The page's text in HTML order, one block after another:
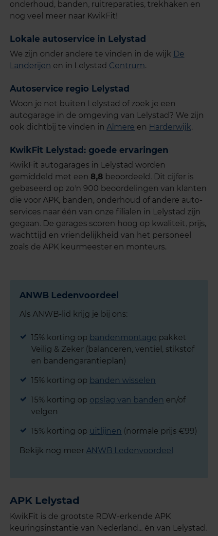
onderhoud, banden, ruitreparaties, trekhaken en
nog veel meer naar KwikFit!
Lokale autoservice in Lelystad
We zijn onder andere te vinden in de wijk De
Landerijen en in Lelystad Centrum.
Autoservice regio Lelystad
Woon je net buiten Lelystad of zoek je een
autogarage in de omgeving van Lelystad? We zijn
ook dichtbij te vinden in Almere en Harderwijk.
KwikFit Lelystad: goede ervaringen
KwikFit autogarages in Lelystad worden
gemiddeld met een 8,8 beoordeeld. Dit cijfer is
gebaseerd op zo'n 900 beoordelingen van klanten
die voor APK, banden, onderhoud of andere auto-
services naar één van onze filialen in Lelystad zijn
gegaan. De garages scoren hoog op kwaliteit, prijs,
wachttijd en vriendelijkheid van het personeel
zoals de APK keurmeester en monteurs.
ANWB Ledenvoordeel
Als ANWB-lid krijg je bij ons:
15% korting op bandenmontage pakket
Veilig & Zeker (balanceren, ventiel, stikstof
en bandengarantieplan)
15% korting op banden wisselen
15% korting op opslag van banden en/of
velgen
15% korting op uitlijnen (normale prijs €99)
Bekijk nog meer ANWB Ledenvoordeel
APK Lelystad
KwikFit is de grootste RDW-erkende APK
keuringsinstantie van Nederland... én van Lelystad.